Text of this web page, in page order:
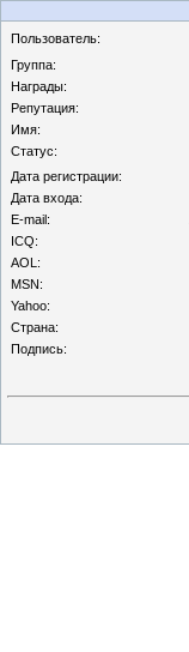
Пользователь:
Группа:
Награды:
Репутация:
Имя:
Статус:
Дата регистрации:
Дата входа:
E-mail:
ICQ:
AOL:
MSN:
Yahoo:
Страна:
Подпись: